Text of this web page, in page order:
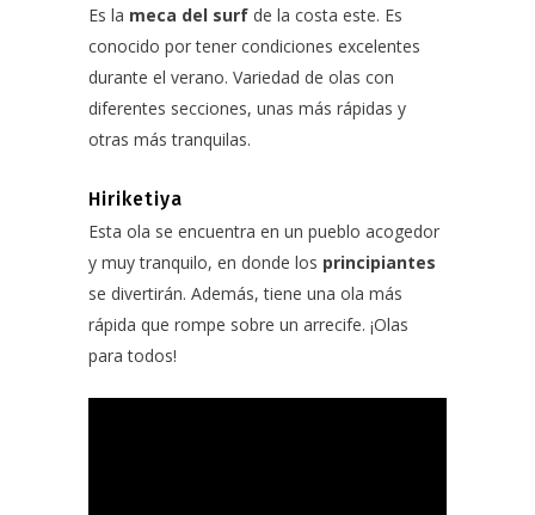
Es la meca del surf de la costa este. Es
conocido por tener condiciones excelentes
durante el verano. Variedad de olas con
diferentes secciones, unas más rápidas y
otras más tranquilas.
Hiriketiya
Esta ola se encuentra en un pueblo acogedor
y muy tranquilo, en donde los principiantes
se divertirán. Además, tiene una ola más
rápida que rompe sobre un arrecife. ¡Olas
para todos!